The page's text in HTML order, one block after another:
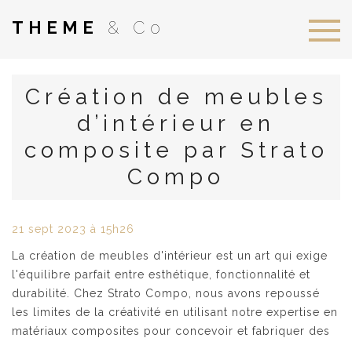
THEME & Co
Création de meubles
d’intérieur en
composite par Strato
Compo
21 sept 2023 à 15h26
La création de meubles d'intérieur est un art qui exige
l'équilibre parfait entre esthétique, fonctionnalité et
durabilité. Chez Strato Compo
, nous avons repoussé
les limites de la créativité en utilisant notre expertise en
matériaux composites pour concevoir et fabriquer des